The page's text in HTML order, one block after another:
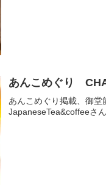
あんこめぐり
あんこめぐり掲載、御堂
JapaneseTea&coffeeさ